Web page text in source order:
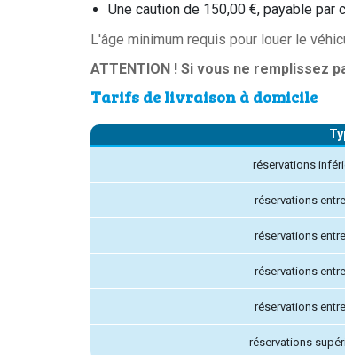
Une caution de 150,00 €, payable par
L'âge minimum requis pour louer le
ATTENTION ! Si vous ne
Tarifs de livraison à domicile
réservations
réservations
réservations
réservations
réservations
réservations